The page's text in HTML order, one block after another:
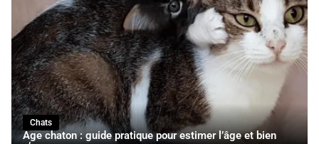
Chats
Age chaton : guide pratique pour estimer l’âge et bien